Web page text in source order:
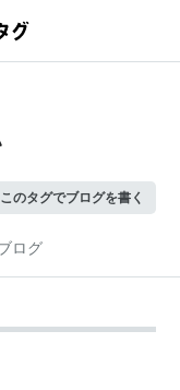
このタグでブログを書く
ログ